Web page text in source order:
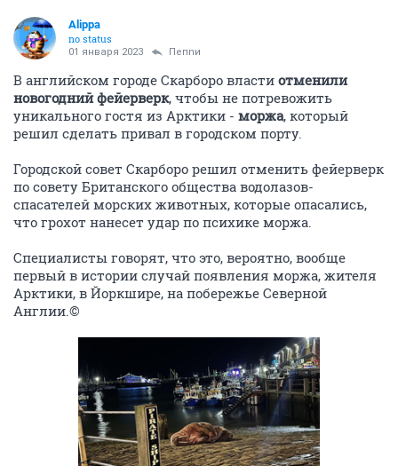
Alippa
no status
01 января 2023 Пепnи
В английском городе Скарборо власти отменили
новогодний фейерверк, чтобы не потревожить
уникального гостя из Арктики - моржа, который
решил сделать привал в городском порту.
Городской совет Скарборо решил отменить фейерверк
по совету Британского общества водолазов-
спасателей морских животных, которые опасались,
что грохот нанесет удар по психике моржа.
Специалисты говорят, что это, вероятно, вообще
первый в истории случай появления моржа, жителя
Арктики, в Йоркшире, на побережье Северной
Англии.©